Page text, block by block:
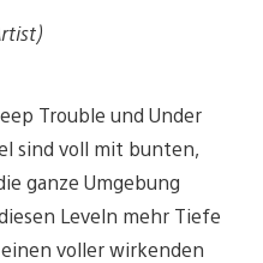
Trouble und Under
sind voll mit bunten,
ganze Umgebung
Leveln mehr Tiefe
voller wirkenden